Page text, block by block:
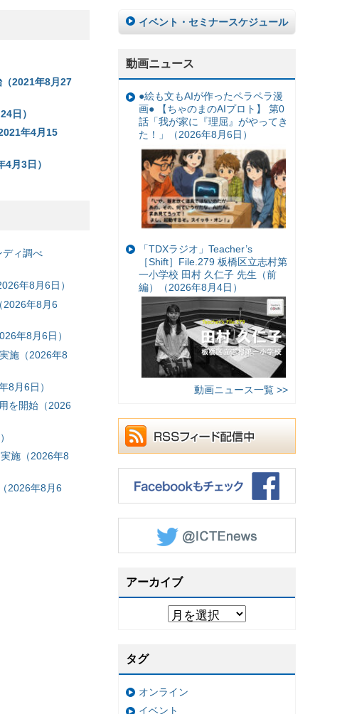
2021年8月27
日）
年4月15
月3日）
ディ調べ
年8月6日）
2026年8月6
年8月6日）
施（2026年8
8月6日）
を開始（2026
施（2026年8
2026年8月6
イベント・セミナースケジュール
動画ニュース
●絵も文もAIが作ったペラペラ漫
画● 【ちゃのまのAIプロト】 第0
話「我が家に『理屈』がやってき
た！」（2026年8月6日）
「TDXラジオ」Teacher’s
［Shift］File.279 板橋区立志村第
一小学校 田村 久仁子 先生（前
編）（2026年8月4日）
動画ニュース一覧 >>
アーカイブ
タグ
オンライン
イベント